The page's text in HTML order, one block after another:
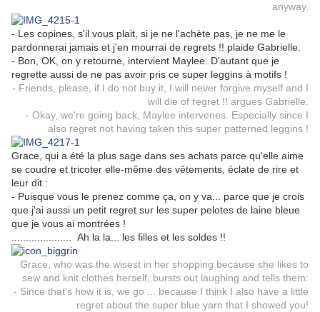
anyway.
- Les copines, s'il vous plait, si je ne l'achète pas, je ne me le
pardonnerai jamais et j'en mourrai de regrets !! plaide Gabrielle.
- Bon, OK, on y retourne, intervient Maylee. D'autant que je
regrette aussi de ne pas avoir pris ce super leggins à motifs !
- Friends, please, if I do not buy it, I will never forgive myself and I
will die of regret !! argues Gabrielle.
- Okay, we're going back, Maylee intervenes. Especially since I
also regret not having taken this super patterned leggins !
Grace, qui a été la plus sage dans ses achats parce qu'elle aime
se coudre et tricoter elle-même des vêtements, éclate de rire et
leur dit :
- Puisque vous le prenez comme ça, on y va... parce que je crois
que j'ai aussi un petit regret sur les super pelotes de laine bleue
que je vous ai montrées !
..................... Ah la la... les filles et les soldes !!
Grace, who was the wisest in her shopping because she likes to
sew and knit clothes herself, bursts out laughing and tells them:
- Since that's how it is, we go ... because I think I also have a little
regret about the super blue yarn that I showed you!